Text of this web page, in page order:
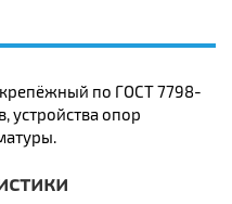
по ГОСТ 7798-
устройства опор